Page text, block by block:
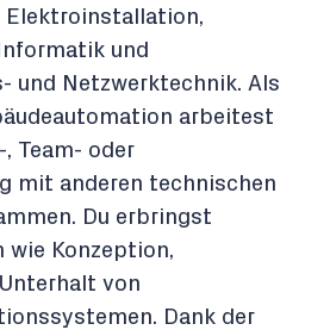
Elektroinstallation,
und
und Netzwerktechnik. Als
arbeitest
Team- oder
mit anderen technischen
Du erbringst
wie Konzeption,
von
Dank der